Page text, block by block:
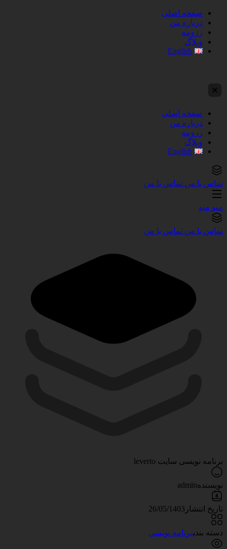
صفحه اصلی
درباره من
رزومه
وبلاگ
English
صفحه اصلی
درباره من
رزومه
وبلاگ
English
تماس با من تماس با من
منو منو
تماس با من تماس با من
برنامه نویسی سایت leverto
نویسندهadmin
تاریخ انتشار 26/05/1403
دسته بندیبرنامه نویسی